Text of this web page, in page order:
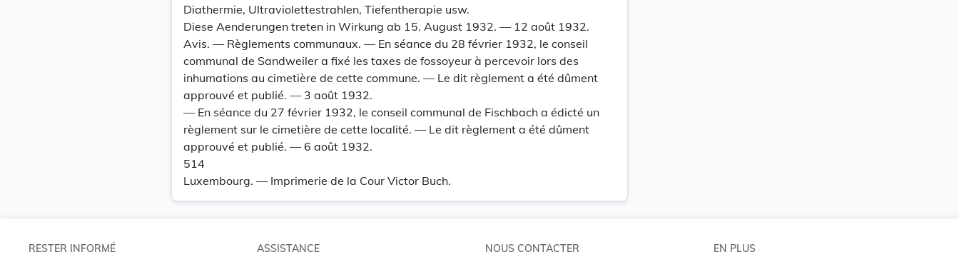
Diathermie, Ultraviolettestrahlen, Tiefentherapie usw.
Diese Aenderungen treten in Wirkung ab 15. August 1932. — 12 août 1932.
Avis. — Règlements communaux. — En séance du 28 février 1932, le conseil
communal de Sandweiler a fixé les taxes de fossoyeur à percevoir lors des
inhumations au cimetière de cette commune. — Le dit règlement a été dûment
approuvé et publié. — 3 août 1932.
— En séance du 27 février 1932, le conseil communal de Fischbach a édicté un
règlement sur le cimetière de cette localité. — Le dit règlement a été dûment
approuvé et publié. — 6 août 1932.
514
Luxembourg. — Imprimerie de la Cour Victor Buch.
RESTER INFORMÉ ASSISTANCE NOUS CONTACTER EN PLUS